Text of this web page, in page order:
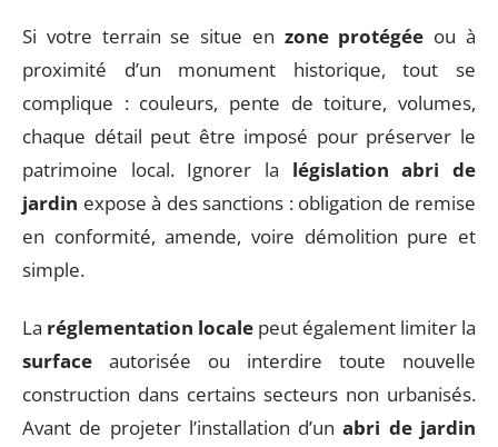
Si votre terrain se situe en zone protégée ou à
proximité d’un monument historique, tout se
complique : couleurs, pente de toiture, volumes,
chaque détail peut être imposé pour préserver le
patrimoine local. Ignorer la législation abri de
jardin expose à des sanctions : obligation de remise
en conformité, amende, voire démolition pure et
simple.
La réglementation locale peut également limiter la
surface autorisée ou interdire toute nouvelle
construction dans certains secteurs non urbanisés.
Avant de projeter l’installation d’unabri de jardin